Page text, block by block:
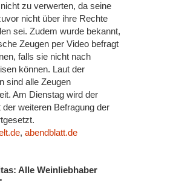
zu verwerten, da seine
nicht über ihre Rechte
sei. Zudem wurde bekannt,
Zeugen per Video befragt
falls sie nicht nach
können. Laut der
sind alle Zeugen
Am Dienstag wird der
weiteren Befragung der
, abendblatt.de
Alle Weinliebhaber